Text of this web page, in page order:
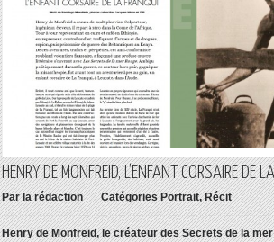
HENRY DE MONFREID, L’ENFANT CORSAIRE DE
Par la rédaction Catégories Portrait,Récit
Henry de Monfreid, le créateur des Secrets de la